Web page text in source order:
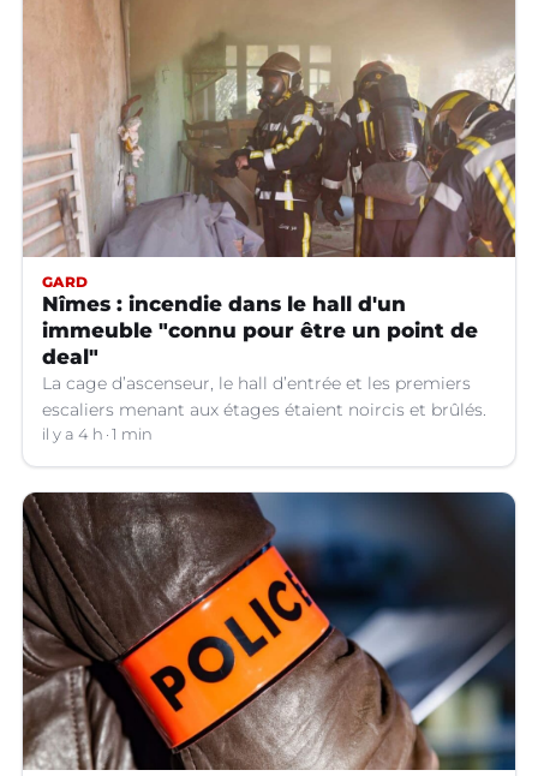
GARD
Nîmes : incendie dans le hall d'un
immeuble "connu pour être un point de
deal"
La cage d’ascenseur, le hall d’entrée et les premiers
escaliers menant aux étages étaient noircis et brûlés.
il y a 4 h 1 min